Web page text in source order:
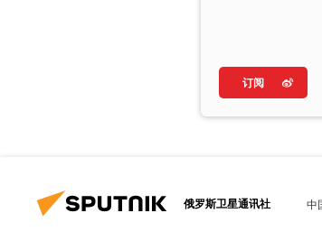
订阅
俄罗斯卫星通讯社 中